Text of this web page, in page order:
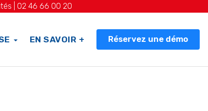
| 02 46 66 00 20
EN SAVOIR + Réservez une démo